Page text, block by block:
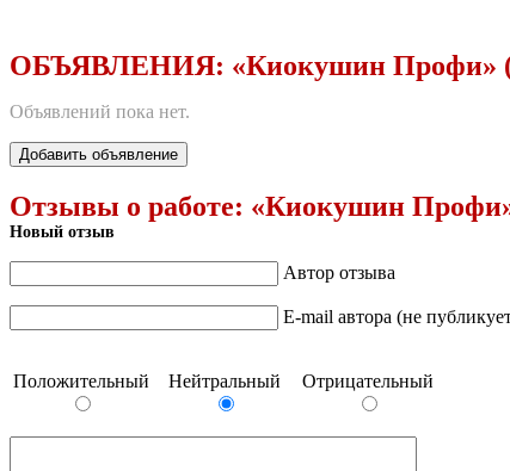
ОБЪЯВЛЕНИЯ: «Киокушин Профи»
Объявлений пока нет.
Добавить объявление
Отзывы о работе: «Киокушин
Новый отзыв
Автор отзыва
E-mail автора (не
Положительный Нейтральный Отрицательный